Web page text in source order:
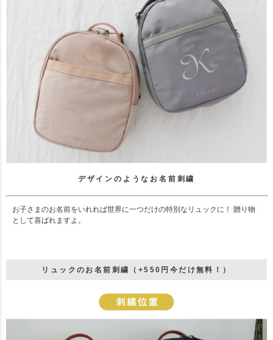
デザインのようなお名前刺繍
お子さまのお名前をいれれば世界に一つだけの特別なリュックに！ 贈り物
として喜ばれますよ。
リュックのお名前刺繍（+550円今だけ無料！）